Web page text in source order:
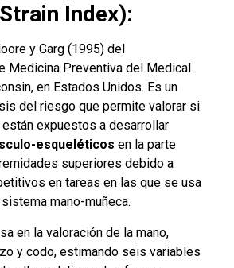
Index):
y Garg (1995) del
Medicina Preventiva del Medical
en Estados Unidos. Es un
del riesgo que permite valorar si
expuestos a desarrollar
esqueléticos en la parte
superiores debido a
en tareas en las que se usa
mano-muñeca.
en la valoración de la mano,
y codo, estimando seis variables